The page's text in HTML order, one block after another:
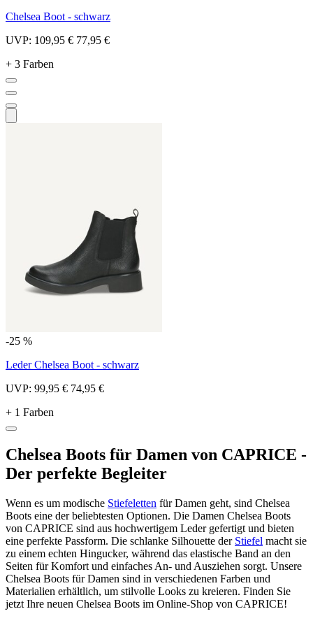
Chelsea Boot - schwarz
UVP: 109,95 € 77,95 €
+ 3 Farben
-25 %
Leder Chelsea Boot - schwarz
UVP: 99,95 € 74,95 €
+ 1 Farben
Chelsea Boots für Damen von CAPRICE -
Der perfekte Begleiter
Wenn es um modische Stiefeletten für Damen geht, sind Chelsea
Boots eine der beliebtesten Optionen. Die Damen Chelsea Boots
von CAPRICE sind aus hochwertigem Leder gefertigt und bieten
eine perfekte Passform. Die schlanke Silhouette der Stiefel macht sie
zu einem echten Hingucker, während das elastische Band an den
Seiten für Komfort und einfaches An- und Ausziehen sorgt. Unsere
Chelsea Boots für Damen sind in verschiedenen Farben und
Materialien erhältlich, um stilvolle Looks zu kreieren. Finden Sie
jetzt Ihre neuen Chelsea Boots im Online-Shop von CAPRICE!